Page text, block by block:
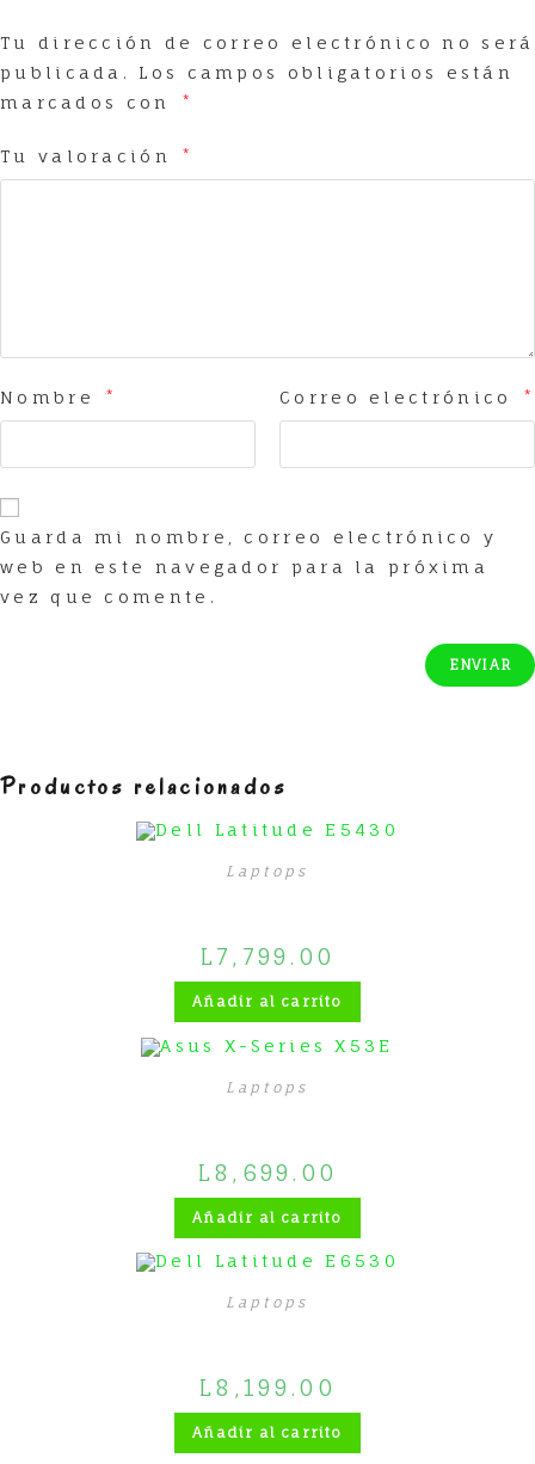
Tu dirección de correo electrónico no será
publicada.
Los campos obligatorios están
marcados con
*
Tu valoración *
Nombre * Correo electrónico *
Guarda mi nombre, correo electrónico y
web en este navegador para la próxima
vez que comente.
Productos relacionados
Laptops
L 7,799.00
Añadir al carrito
Laptops
L 8,699.00
Añadir al carrito
Laptops
L 8,199.00
Añadir al carrito